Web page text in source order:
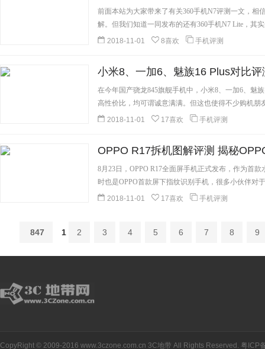
前面本站为大家带来了有关360手机N7评测一文，相
解。但我们知道一同发布的还有360手机N7 Lite，其
2018-11-01
8喜欢 手机评测
小米8、一加6、魅族16 Plus对比
在今年国产骁龙845旗舰手机中，小米8、一加6、魅
高性价比，均可谓诚意满满。但这也使得不少购机朋
2018-11-01
17喜欢 手机评测
OPPO R17拆机图解评测 揭秘
8月23日，OPPO R17全面屏手机正式发布，作为首
时也是OPPO首款屏下指纹识别手机，很多小伙伴对
[详细]
2018-11-01 17喜欢 手机评测
847 1 2 3 4 5 6 7 8 9
CopyRight © 2009-2016 www.3czone.com.cn 3C地带 All Rights Reserved. 粤ICP